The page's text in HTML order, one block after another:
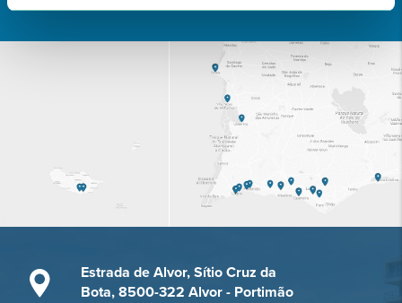
Estrada de Alvor, Sítio Cruz da
Bota, 8500-322 Alvor - Portimão